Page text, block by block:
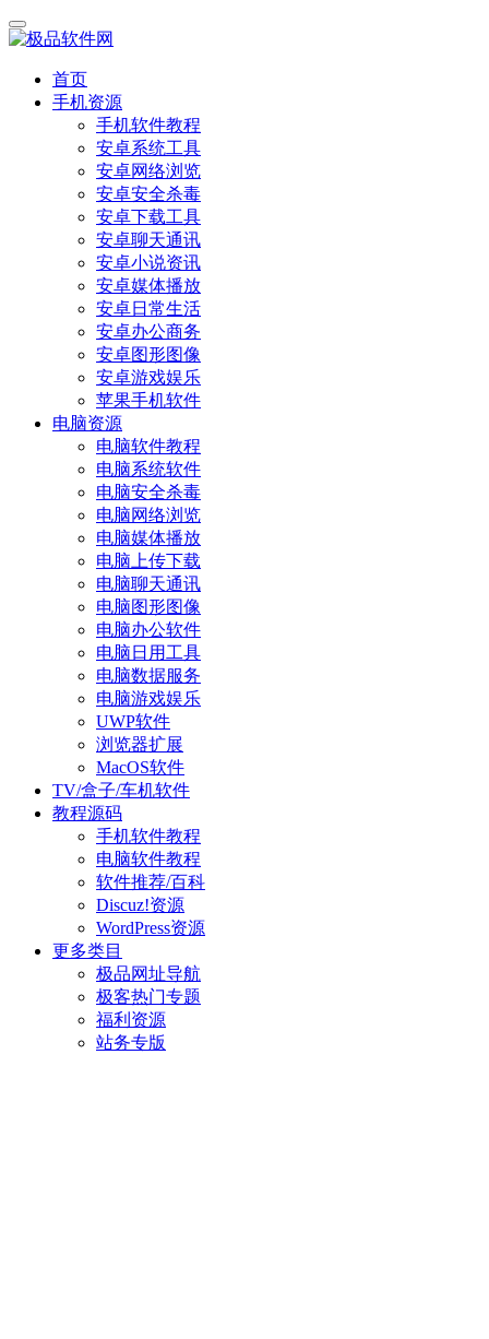
首页
手机资源
手机软件教程
安卓系统工具
安卓网络浏览
安卓安全杀毒
安卓下载工具
安卓聊天通讯
安卓小说资讯
安卓媒体播放
安卓日常生活
安卓办公商务
安卓图形图像
安卓游戏娱乐
苹果手机软件
电脑资源
电脑软件教程
电脑系统软件
电脑安全杀毒
电脑网络浏览
电脑媒体播放
电脑上传下载
电脑聊天通讯
电脑图形图像
电脑办公软件
电脑日用工具
电脑数据服务
电脑游戏娱乐
UWP软件
浏览器扩展
MacOS软件
TV/盒子/车机软件
教程源码
手机软件教程
电脑软件教程
软件推荐/百科
Discuz!资源
WordPress资源
更多类目
极品网址导航
极客热门专题
福利资源
站务专版